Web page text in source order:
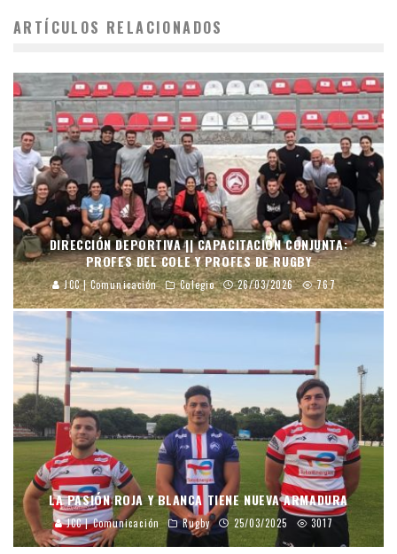
ARTÍCULOS RELACIONADOS
DIRECCIÓN DEPORTIVA || CAPACITACIÓN CONJUNTA:
PROFES DEL COLE Y PROFES DE RUGBY
JCC | Comunicación Colegio 26/03/2026 767
LA PASIÓN ROJA Y BLANCA TIENE NUEVA ARMADURA
JCC | Comunicación Rugby 25/03/2025 3017